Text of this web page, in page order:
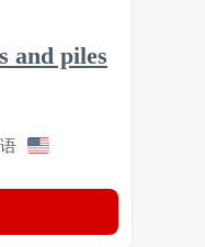
and piles